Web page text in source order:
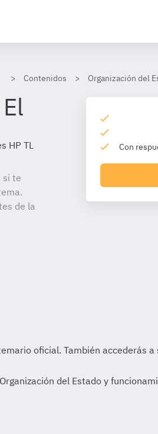
Contenidos Organización del
HP TL
si te
de la
Con
del Estado y